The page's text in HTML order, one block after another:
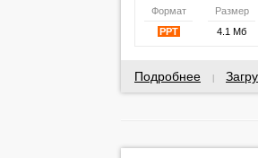
Формат
Размер
PPT
4.1 Мб
Подробнее